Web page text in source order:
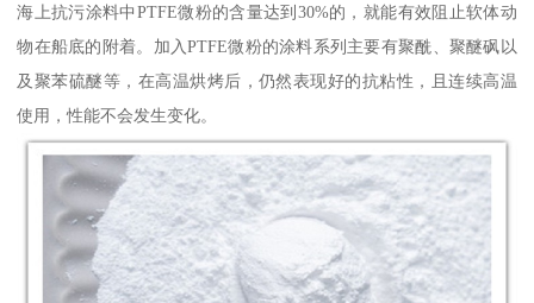
海上抗污涂料中PTFE微粉的含量达到30%的，就能有效阻止软体动
物在船底的附着。加入PTFE微粉的涂料系列主要有聚酰、聚醚砜以
及聚苯硫醚等，在高温烘烤后，仍然表现好的抗粘性，且连续高温
使用，性能不会发生变化。